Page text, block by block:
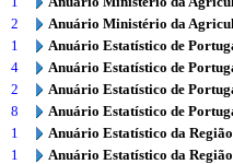
2
Anuário Ministério da
1
Anuário Estatístico de
4
Anuário Estatístico de
2
Anuário Estatístico de
8
Anuário Estatístico de
1
Anuário Estatístico da
1
Anuário Estatístico da